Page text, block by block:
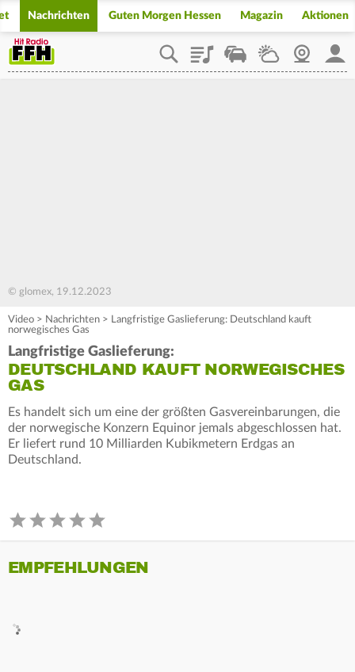
Nachrichten Guten Morgen Hessen Magazin Aktionen
PlaylistStaupilotWetterWebcam
© glomex, 19.12.2023
Video > Nachrichten > Langfristige Gaslieferung: Deutschland kauft
norwegisches Gas
Langfristige Gaslieferung:
DEUTSCHLAND KAUFT NORWEGISCHES
GAS
Es handelt sich um eine der größten Gasvereinbarungen, die
der norwegische Konzern Equinor jemals abgeschlossen hat.
Er liefert rund 10 Milliarden Kubikmetern Erdgas an
Deutschland.
EMPFEHLUNGEN